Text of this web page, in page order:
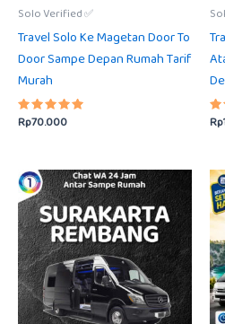
Solo Verified ✅
Travel Solo Ke Magetan Door To
Door Sampe Depan Rumah Tarif
Murah
Dinilai
5.00
Rp70.000 Rp